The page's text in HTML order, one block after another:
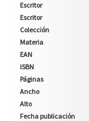
Escritor
Escritor
Colección
Materia
EAN
ISBN
Páginas
Ancho
Alto
Fecha publicación